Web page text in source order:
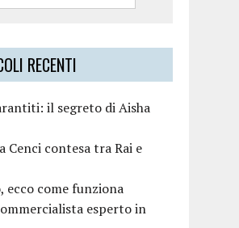
RECENTI
il segreto di Aisha
Cenci contesa tra Rai e
ecco come funziona
esperto in